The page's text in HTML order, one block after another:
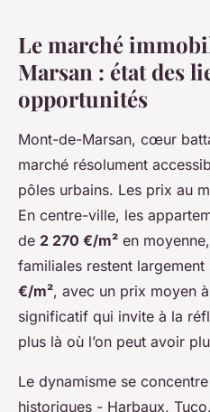
Le marché
Marsan : état des
opportunités
Mont-de-Marsan, cœur
marché résolument
pôles urbains. Les prix au
En centre-ville, les
de 2 270 €/m² en
familiales restent
€/m², avec un prix moyen à
significatif qui invite à la
plus là où l’on peut avoir
Le dynamisme se
historiques - Harbaux,